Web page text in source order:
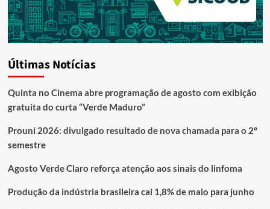
Últimas Notícias
Quinta no Cinema abre programação de agosto com exibição
gratuita do curta “Verde Maduro”
Prouni 2026: divulgado resultado de nova chamada para o 2º
semestre
Agosto Verde Claro reforça atenção aos sinais do linfoma
Produção da indústria brasileira cai 1,8% de maio para junho